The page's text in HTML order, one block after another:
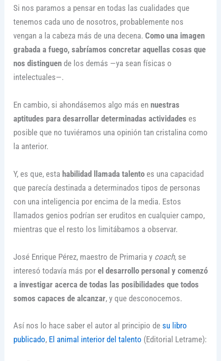
Si nos paramos a pensar en todas las cualidades que
tenemos cada uno de nosotros, probablemente nos
vengan a la cabeza más de una decena. Como una imagen
grabada a fuego, sabríamos concretar aquellas cosas que
nos distinguende los demás —ya sean físicas o
intelectuales—.
En cambio, si ahondásemos algo más en nuestras
aptitudes para desarrollar determinadas actividades es
posible que no tuviéramos una opinión tan cristalina como
la anterior.
Y, es que, esta habilidad llamada talentoes una capacidad
que parecía destinada a determinados tipos de personas
con una inteligencia por encima de la media. Estos
llamados genios podrían ser eruditos en cualquier campo,
mientras que el resto los limitábamos a observar.
José Enrique Pérez, maestro de Primaria y coach, se
interesó todavía más por el desarrollo personal y comenzó
a investigar acerca de todas las posibilidades que todos
somos capaces de alcanzar, y que desconocemos.
Así nos lo hace saber el autor al principio de su libro
publicado, El animal interior del talento (Editorial Letrame):